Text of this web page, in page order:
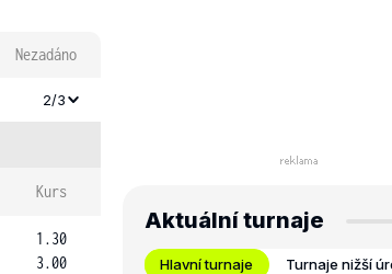
Nezadáno
2/3
Kurs
1.30
3.00
Aktuální turnaje
Hlavní turnaje Turnaje nižší